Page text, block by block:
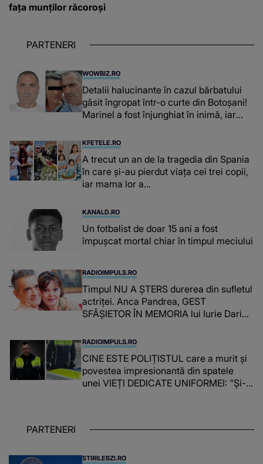
fața munților răcoroși
PARTENERI
WOWBIZ.RO
Detalii halucinante în cazul bărbatului
găsit îngropat într-o curte din Botoșani!
Marinel a fost înjunghiat în inimă, iar
suspecți
KFETELE.RO
A trecut un an de la tragedia din Spania
în care și-au pierdut viața cei trei copii,
iar mama lor a…
KANALD.RO
Un fotbalist de doar 15 ani a fost
împușcat mortal chiar în timpul meciului
RADIOIMPULS.RO
Timpul NU A ȘTERS durerea din sufletul
actriței. Anca Pandrea, GEST
SFÂȘIETOR ÎN MEMORIA lui Iurie Darie:
timpul parcă..."
RADIOIMPULS.RO
CINE ESTE POLIȚISTUL care a murit și
povestea impresionantă din spatele
unei VIEȚI DEDICATE UNIFORMEI: "Și-a
PARTENERI
STIRILEBZI.RO